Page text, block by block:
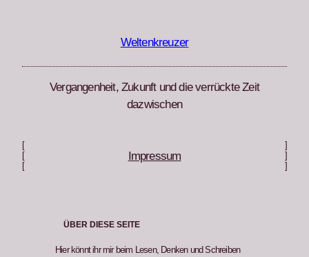
Weltenkreuzer
Vergangenheit, Zukunft und die verrückte Zeit
dazwischen
Impressum
ÜBER DIESE SEITE
Hier könnt ihr mir beim Lesen, Denken und Schreiben